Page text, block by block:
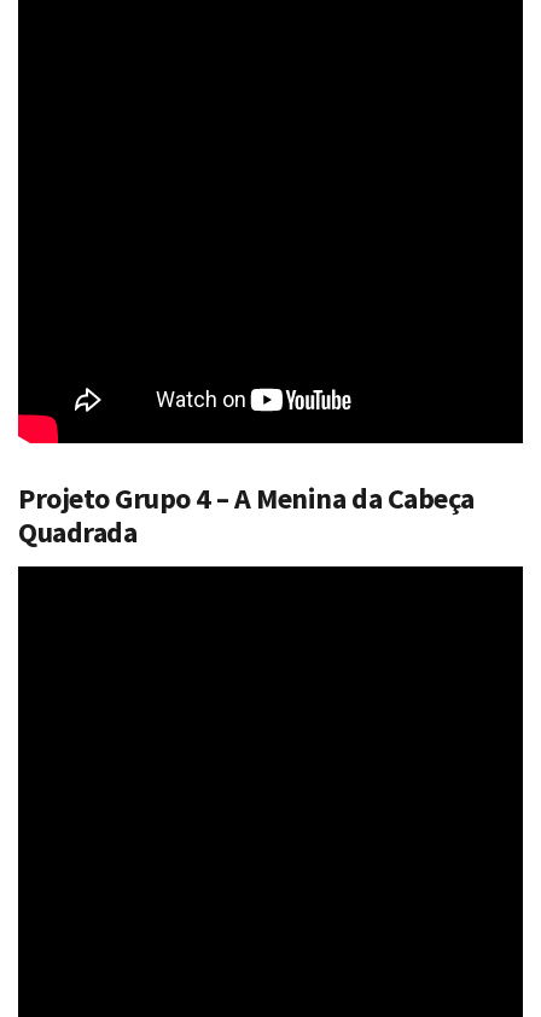
Projeto Grupo 4 – A Menina da Cabeça
Quadrada